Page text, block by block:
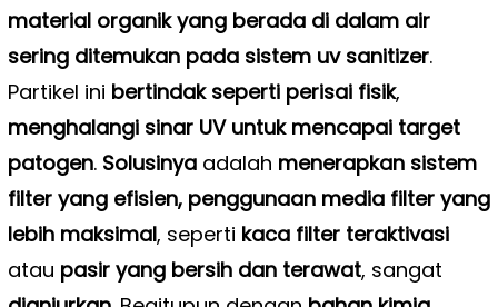
material organik yang berada di dalam air
sering ditemukan pada sistem uv sanitizer.
Partikel ini bertindak seperti perisai fisik,
menghalangi sinar UV untuk mencapai target
patogen. Solusinya adalah menerapkan sistem
filter yang efisien, penggunaan media filter yang
lebih maksimal, seperti kaca filter teraktivasi
atau pasir yang bersih dan terawat, sangat